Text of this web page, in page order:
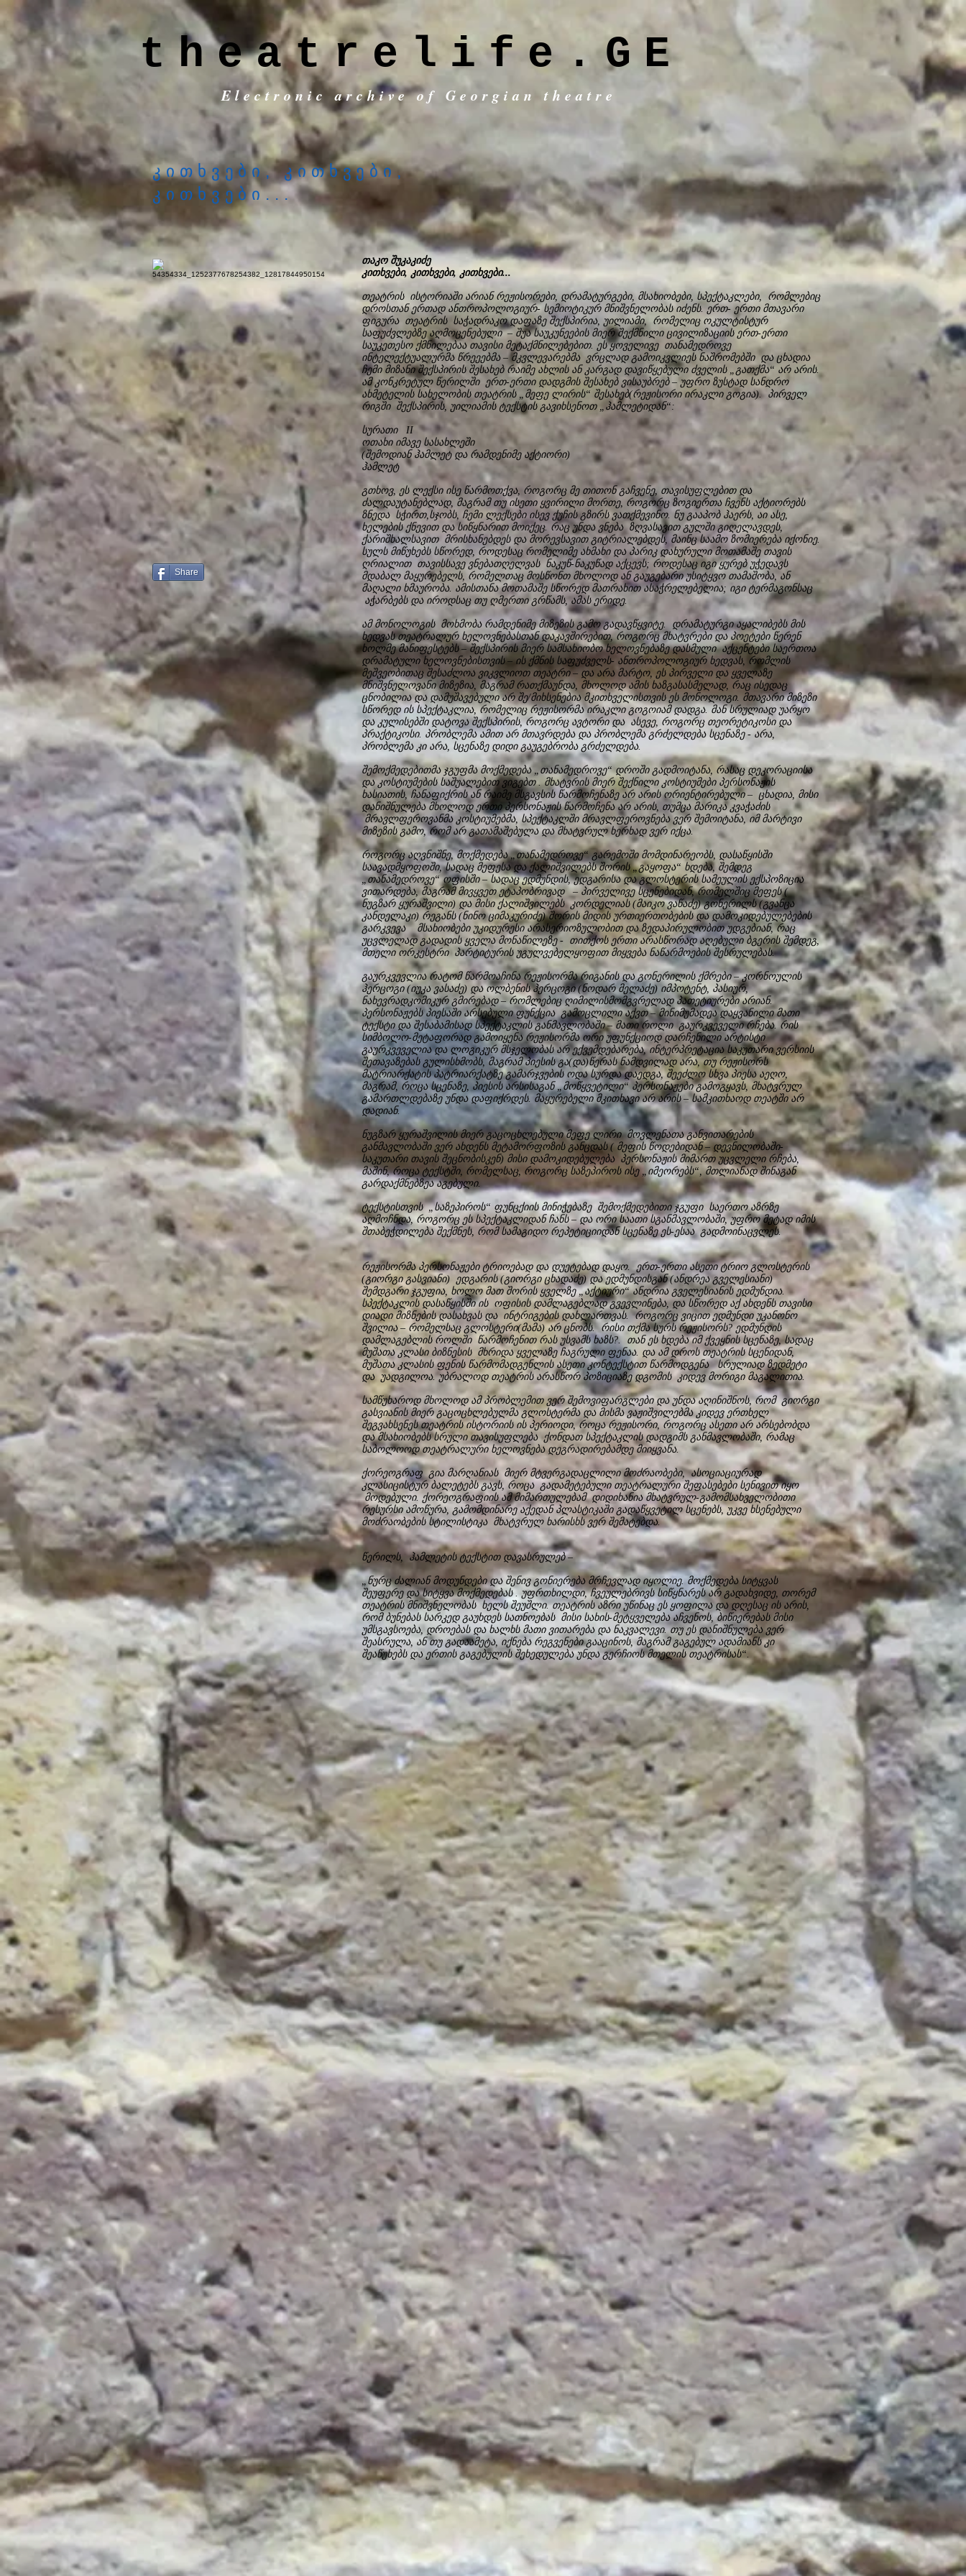
theatrelife.GE
Electronic archive of Georgian theatre
კითხვები, კითხვები,
კითხვები...
Share
თაკო შუკაკიძე
კითხვები, კითხვები, კითხვები...
თეატრის ისტორიაში არიან რეჟისორები, დრამატურგები, მსახიობები, სპექტაკლები, რომლებიც
დროსთან ერთად ანთროპოლოგიურ- სემიოტიკურ მნიშვნელობას იძენს. ერთ- ერთი მთავარი
ფიგურა თეატრის საჭადრაკო დაფაზე შექსპირია, უილიამი, რომელიც ოკულტისტურ
საფუძვლებზე აღმოცენებული – შუა საუკუნეების მიერ შექმნილი ცივილიზაციის ერთ-ერთი
საუკეთესო ქმნილებაა თავისი მეტაქმნილებებით. ეს ყოველივე თანამედროვე
ინტელექტუალურმა წრეეებმა – მკვლევარებმა ვრცლად გამოიკვლიეს ნაშრომებში და ცხადია
ჩემი მიზანი შექსპირის შესახებ რაიმე ახლის ან კარგად დავიწყებული ძველის „გათქმა“ არ არის.
ამ კონკრეტულ წერილში ერთ-ერთი დადგმის შესახებ ვისაუბრებ – უფრო ზუსტად სანდრო
ახმეტელის სახელობის თეატრის „მეფე ლირის“ შესახებ(რეჟისორი ირაკლი გოგია). პირველ
რიგში შექსპირის, უილიამის ტექსტის გავიხსენოთ „ჰამლეტიდან“:
სურათი II
ოთახი იმავე სასახლეში
(შემოდიან ჰამლეტ და რამდენიმე აქტიორი)
ჰამლეტ
გთხოვ, ეს ლექსი ისე წარმოთქვა, როგორც მე თითონ გაჩვენე, თავისუფლებით და
ძალდაუტანებლად, მაგრამ თუ ისეთი ყვირილი მორთე, როგორც ზოგიერთა ჩვენს აქტიორებს
ზნედა სჭირთ,სჯობს, ჩემი ლექსები ისევ ქუჩის გზირს ვათქმევინო. ნუ გააპობ ჰაერს, აი ასე,
ხელების ქნევით და სიწყნარით მოიქეც. რაც უნდა ვნება ზღვასავით გულში გიღელავდეს,
ქარიშხალსავით მრისხანებდეს და მორევსავით გიტრიალებდეს, მაინც საამო ზომიერება იქონიე.
სულს მიწუხებს სწორედ, როდესაც რომელიმე ახმახი და პარიკ დახურული მოთამაშე თავის
ღრიალით თავისსავე ვნებათღელვას ნაკუწ-ნაკუწად აქცევს; როდესაც იგი ყურებ უჭედავს
მდაბალ მაყურებელს, რომელთაც მოსწონთ მხოლოდ ან გაუგებარი უსიტყვო თამაშობა, ან
მაღალი ხმაურობა. ამისთანა მოთამაშე სწორედ მათრახით ასაჭრელებელია; იგი ტერმაგონსაც
აჭარბებს და იროდსაც თუ ღმერთი გრწამს, ამას ერიდე.
ამ მონოლოგის მოხმობა რამდენიმე მიზეზის გამო გადავწყვიტე. დრამატურგი აყალიბებს მის
ხედვას თეატრალურ ხელოვნებასთან დაკავშირებით, როგორც მხატვრები და პოეტები წერენ
ხოლმე მანიფესტებს – შექსპირის მიერ სამსახიობო ხელოვნებაზე დასმული აქცენტები საერთოა
დრამატული ხელოვნებისთვის – ის ქმნის საფუძველს- ანთროპოლოგიურ ხედვას, რომლის
მეშვეობითაც შესაძლოა ვიკვლიოთ თეატრი – და არა მარტო, ეს პირველი და ყველაზე
მნიშვნელოვანი მიზეზია, მაგრამ რათქმაუნდა, მხოლოდ ამის ხაზგასასმელად, რაც ისედაც
ცნობილია და დამუშავებული არ შე/მიხსენებია მკითხველისთვის ეს მონოლოგი. მთავარი მიზეზი
სწორედ ის სპექტაკლია, რომელიც რეჟისორმა ირაკლი გოგოიამ დადგა. მან სრულიად უარყო
და კულისებში დატოვა შექსპირის, როგორც ავტორი და ასევე, როგორც თეორეტიკოსი და
პრაქტიკოსი. პრობლემა ამით არ მთავრდება და პრობლემა გრძელდება სცენაზე - არა,
პრობლემა კი არა, სცენაზე დიდი გაუგებრობა გრძელდება.
შემოქმედებითმა ჯგუფმა მოქმედება „თანამედროვე“ დროში გადმოიტანა, რასაც დეკორაციისა
და კოსტიუმების საშუალებით ვიგებთ . მხატვრის მიერ შექნილი კოსტიუმები პერსონაჟის
ხასიათის, ჩანაფიქრის ან რაიმე მსგავსის წარმოჩენაზე არ არის ორიენტირებული – ცხადია, მისი
დანიშნულება მხოლოდ ერთი პერსონაჟის წარმოჩენა არ არის, თუმცა მარიკა კვაჭაძის
მრავლფეროვანმა კოსტიუმებმა, სპექტაკლში მრავლფეროვნება ვერ შემოიტანა, იმ მარტივი
მიზეზის გამო, რომ არ გათამაშებულა და მხატვრულ ხერხად ვერ იქცა.
როგორც აღვნიშნე, მოქმედება „თანამედროვე“ გარემოში მომდინარეობს, დასაწყისში
საავადმყოფოში, სადაც მეფესა და ქალიშვილებს შორის „გაყოფა“ ხდება, შემდეგ
„თანამედროვე“ ოფისში – სადაც ედმუნდის, ედგარისა და გლოსტერის სამეულის ექსპოზიცია
ვითარდება, მაგრამ მივყვეთ ეტაპობრივად – პირველივე სცენებიდან, რომელშიც მეფეს (
ნუგზარ ყურაშვილი) და მისი ქალიშვილებს კორდელიას (მაიკო ვაწაძე) გონერილს (გვანცა
კანდელაკი) რეგანს (ნინო ციმაკურიძე) შორის მიდის ურთიერთობების და დამოკიდებულებების
გარკვევა მსახიობები უკიდურესი არასერიოზულობით და ზედაპირულობით უდგებიან, რაც
უცვლელად გადადის ყველა მონაწილეზე - თითქოს ერთი არასწორად აღებული ბგერის შემდეგ,
მთელი ორკესტრი პარტიტურის უგულვებელყოფით მიყვება ნაწარმოების შესრულებას.
გაურკვევლია რატომ წარმოაჩინა რეჟისორმა რიგანის და გონერილის ქმრები – კორნოულის
ჰერცოგი (იუკა ვასაძე) და ოლბენის ჰერცოგი (ნოდარ მელაძე) იმპოტენტ, პასიურ,
ნახევრადკომიკურ გმირებად – რომლებიც ღიმილისმომგვრელად პათეტიურები არიან.
პერსონაჟებს პიესაში არსებული ფუნქცია გამოცლილი აქვთ – მინიმუმადეა დაყვანილი მათი
ტექსტი და შესაბამისად სპექტაკლის განმავლობაში – მათი როლი გაურკვეველი რჩება. რის
სიმბოლო-მეტაფორად გამოიყენა რეჟისორმა ორი უფუნქციოდ დარჩენილი არტისტი
გაურკვეველია და ლოგიკურ მსჯელობას არ ექვემდებარება, ინტერპრეტაცია საკუთარი ვერსიის
შეთავაზებას გულისხმობს, მაგრამ პიესის გა(და)წერას ნამდვილად არა, თუ რეჟისორს
მატრიარქატის პატრიარქატზე გამარჯვების ოდა სურდა დაედგა, შეეძლო სხვა პიესა აეღო,
მაგრამ, როცა სცენაზე, პიესის არსისაგან „მოწყვეტილი“ პერსონაჟები გამოგყავს, მხატვრულ
გამართლდებაზე უნდა დაფიქრდეს. მაყურებელი მკითხავი არ არის – სამკითხაოდ თეატში არ
დადიან.
ნუგზარ ყურაშვილის მიერ გაცოცხლებული მეფე ლირი მოვლენათა განვითარების
განმავლობაში ვერ ახდენს მეტამორფოზის განცდას ( მეფის წოდებიდან – დევნილობაში-
საკუთარი თავის შეცნობისკენ) მისი დამოკიდებულება პერსონაჟის მიმართ უცვლელი რჩება,
მაშინ, როცა ტექსტში, რომელსაც, როგორც საზეპიროს ისე „იმეორებს“, მთლიანად შინაგან
გარდაქმნებზეა აგებული.
ტექსტისთვის „საზეპიროს“ ფუნცქიის მინიჭებაზე შემოქმედებითი ჯგუფი საერთო აზრზე
აღმოჩნდა, როგორც ეს სპექტაკლიდან ჩანს – და ორი საათი სგანმავლობაში, უფრო მეტად იმის
შთაბეჭდილება შექმნეს, რომ სამაგიდო რეპეტიციიდან სცენაზე ეს-ესაა გადმოინაცვლეს.
რეჟისორმა პერსონაჟები ტრიოებად და დუეტებად დაყო. ერთ-ერთი ასეთი ტრიო გლოსტერის
(გიორგი გასვიანი) ედგარის (გიორგი ცხადაძე) და ედმუნდისგან (ანდრეა გველესიანი)
შემდგარი ჯგუფია, ხოლო მათ შორის ყველზე „აქტიური“ ანდრია გველესიანის ედმუნდია.
სპექტაკლის დასაწყისში ის ოფისის დამლაგებლად გვევლინება, და სწორედ აქ ახდენს თავისი
დიადი მიზნების დასახვას და ინტრიგების დახლართვას. როგორც ვიცით ედმუნდი უკანონო
შვილია – რომელსაც გლოსტერი(მამა) არ ცნობს. რისი თქმა სურს რეჟისორს? ედმუნდის
დამლაგებლის როლში წარმოჩენით რას უსვამს ხაზს?. თან ეს ხდება იმ ქვეყნის სცენაზე, სადაც
მუშათა კლასი ბიზნესის მხრიდა ყველაზე ჩაგრული ფენაა. და ამ დროს თეატრის სცენიდან,
მუშათა კლასის ფენის წარმომადგენლის ასეთი კონტექსტით წარმოდგენა სრულიად ზედმეტი
და უადგილოა. უბრალოდ თეატრის არასწორ პოზიციაზე დგომის კიდევ მორიგი მაგალითია.
სამწუხაროდ მხოლოდ ამ პრობლემით ვერ შემოვიფარგლები და უნდა აღინიშნოს, რომ გიორგი
გასვიანის მიერ გაცოცხლებულმა გლოსტერმა და მისმა ვაჟიშვილებმა კიდევ ერთხელ
შეგვახსენეს თეატრის ისტორიის ის პერიოდი, როცა რეჟისორი, როგორც ასეთი არ არსებობდა
და მსახიობებს სრული თავისუფლება ქონდათ სპექტაკლის დადგიმს განმავლობაში, რამაც
საბოლოოდ თეატრალური ხელოვნება დეგრადირებამდე მიიყვანა.
ქორეოგრაფ გია მარღანიას მიერ მტვერგადაცლილი მოძრაობები, ასოციაციურად
კლასიცისტურ ბალეტებს გავს, როცა გადამეტებული თეატრალური შეფასებები სენივით იყო
მოდებული. ქორეოგრაფიის ამ მიმართულებამ დიდიხანია მხატვრულ-გამომსახველობითი
რესურსი ამოწურა, გამომდინარე აქედან პლასტიკაში გადაწყვეტილ სცენებს, უკვე ხსენებული
მოძრაობების სტილისტიკა მხატვრულ ხარისხს ვერ შემატებდა.
წერილს, ჰამლეტის ტექსტით დავასრულებ –
„ნურც ძალიან მოდუნდები და შენივ გონიერება მრჩევლად იყოლიე. მოქმედება სიტყვას
შეუფერე და სიტყვა მოქმედებას . უფრთხილდი, ჩვეულებრივს სიწყნარეს არ გადახვიდე, თორემ
თეატრის მნიშვნელობას ხელს შეუშლი. თეატრის აზრი უწინაც ეს ყოფილა და დღესაც ის არის,
რომ ბუნებას სარკედ გაუხდეს სათნოებას მისი სახის-მეტყველება აჩვენოს, ბიწიერებას მისი
უმსგავსოება, დროებას და ხალხს მათი ვითარება და ნაკვალევი. თუ ეს დანიშნულება ვერ
შეასრულა, ან თუ გადაამეტა, იქნება რეგვენები გააცინოს, მაგრამ გაგებულ ადამიანს კი
შეაწუხებს და ერთის გაგებულის შეხედულება უნდა გერჩიოს მთელის თეატრისას“.